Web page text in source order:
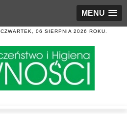
MENU
CZWARTEK, 06 SIERPNIA 2026 ROKU.